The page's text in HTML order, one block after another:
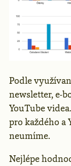
Podle
newsletter, e-
YouTube
pro každého a
neumíme.
Nejlépe